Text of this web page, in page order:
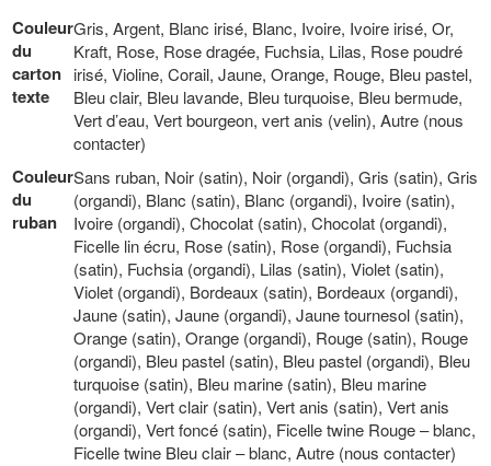
Couleur
du
carton
texte
Gris, Argent, Blanc irisé, Blanc, Ivoire, Ivoire irisé, Or,
Kraft, Rose, Rose dragée, Fuchsia, Lilas, Rose poudré
irisé, Violine, Corail, Jaune, Orange, Rouge, Bleu pastel,
Bleu clair, Bleu lavande, Bleu turquoise, Bleu bermude,
Vert d’eau, Vert bourgeon, vert anis (velin), Autre (nous
contacter)
Couleur
du
ruban
Sans ruban, Noir (satin), Noir (organdi), Gris (satin), Gris
(organdi), Blanc (satin), Blanc (organdi), Ivoire (satin),
Ivoire (organdi), Chocolat (satin), Chocolat (organdi),
Ficelle lin écru, Rose (satin), Rose (organdi), Fuchsia
(satin), Fuchsia (organdi), Lilas (satin), Violet (satin),
Violet (organdi), Bordeaux (satin), Bordeaux (organdi),
Jaune (satin), Jaune (organdi), Jaune tournesol (satin),
Orange (satin), Orange (organdi), Rouge (satin), Rouge
(organdi), Bleu pastel (satin), Bleu pastel (organdi), Bleu
turquoise (satin), Bleu marine (satin), Bleu marine
(organdi), Vert clair (satin), Vert anis (satin), Vert anis
(organdi), Vert foncé (satin), Ficelle twine Rouge – blanc,
Ficelle twine Bleu clair – blanc, Autre (nous contacter)